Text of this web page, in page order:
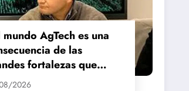
mundo AgTech es una
de las
fortalezas que
en la región»
2026